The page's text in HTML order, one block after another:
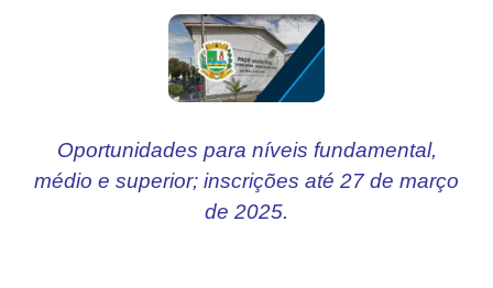
Oportunidades para níveis fundamental,
médio e superior; inscrições até 27 de março
de 2025.